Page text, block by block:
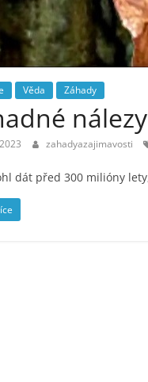
Věda Záhady
zahadyazajimavosti
dát před 300 milióny